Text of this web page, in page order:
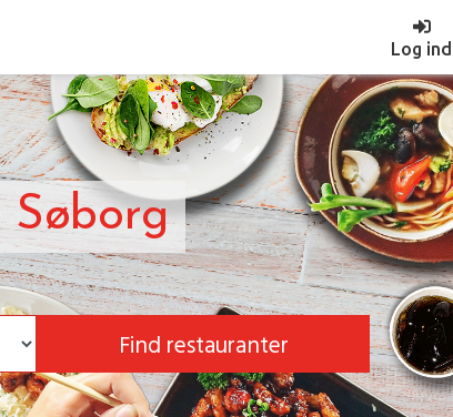
Log ind
Søborg
Find restauranter